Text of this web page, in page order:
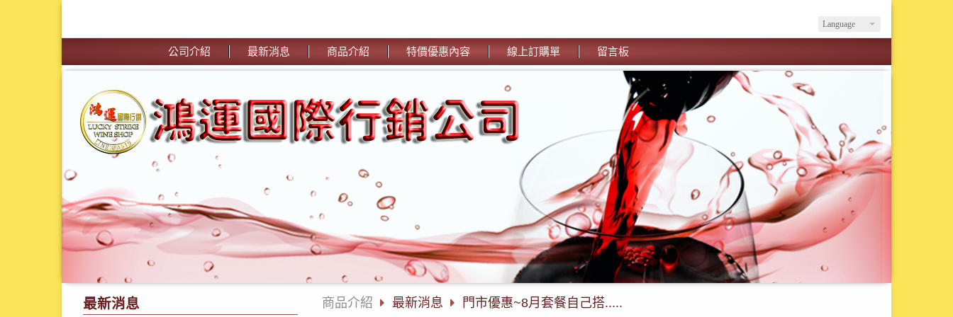
Language
公司介紹 最新消息 商品介紹 特價優惠內容 線上訂購單 留言板
最新消息 商品介紹 最新消息 門市優惠~8月套餐自己搭.....